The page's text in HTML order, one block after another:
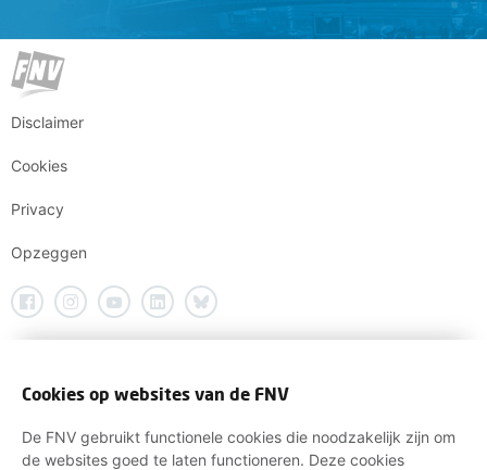
Disclaimer
Cookies
Privacy
Opzeggen
Cookies op websites van de FNV
De FNV gebruikt functionele cookies die noodzakelijk zijn om
de websites goed te laten functioneren. Deze cookies